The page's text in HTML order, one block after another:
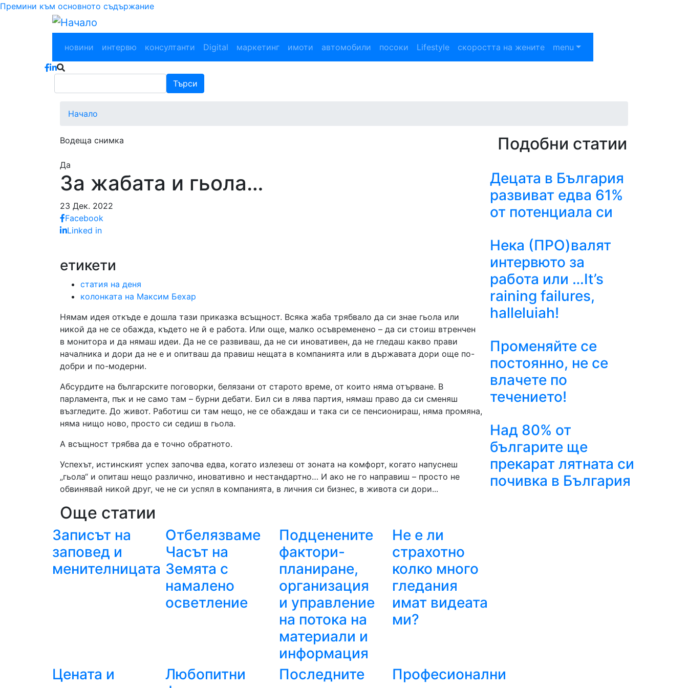
Премини към основното съдържание
Main navigation
новини интервю консултанти Digital маркетинг имоти автомобили посоки Lifestyle скоростта на жените menu
Търси
Начало
Водеща снимка
Да
За жабата и гьола…
23 Дек. 2022
Facebook
Linked in
етикети
статия на деня
колонката на Максим Бехар
Нямам идея откъде е дошла тази приказка всъщност. Всяка жаба трябвало да си знае гьола или
никой да не се обажда, където не й е работа. Или още, малко осъвременено – да си стоиш втренчен
в монитора и да нямаш идеи. Да не се развиваш, да не си иновативен, да не гледаш какво прави
началника и дори да не е и опитваш да правиш нещата в компанията или в държавата дори още по-
добри и по-модерни.
Абсурдите на българските поговорки, белязани от старото време, от които няма отърване. В
парламента, пък и не само там – бурни дебати. Бил си в лява партия, нямаш право да си сменяш
възгледите. До живот. Работиш си там нещо, не се обаждаш и така си се пенсионираш, няма промяна,
няма нищо ново, просто си седиш в гьола.
А всъщност трябва да е точно обратното.
Успехът, истинският успех започва едва, когато излезеш от зоната на комфорт, когато напуснеш
„гьола“ и опиташ нещо различно, иновативно и нестандартно… И ако не го направиш – просто не
обвинявай никой друг, че не си успял в компанията, в личния си бизнес, в живота си дори...
Още статии
Записът на
заповед и
менителницата
Отбелязваме
Часът на
Земята с
намалено
осветление
Подценените
фактори-
планиране,
организация
и управление
на потока на
материали и
информация
Не е ли
страхотно
колко много
гледания
имат видеата
ми?
Цената и
Любопитни
Последните
Професионални
Подобни статии
Децата в България
развиват едва 61%
от потенциала си
Нека (ПРО)валят
интервюто за
работа или …It’s
raining failures,
halleluiah!
Променяйте се
постоянно, не се
влачете по
течението!
Над 80% от
българите ще
прекарат лятната си
почивка в България